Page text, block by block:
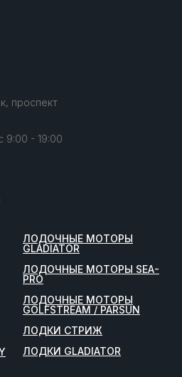
проспект
9:00 - 19:00
ЛОДОЧНЫЕ МОТОРЫ
GLADIATOR
ЛОДОЧНЫЕ МОТОРЫ SEA-
PRO
ЛОДОЧНЫЕ МОТОРЫ
GOLFSTREAM / PARSUN
ЛОДКИ СТРИЖ
ЛОДКИ GLADIATOR